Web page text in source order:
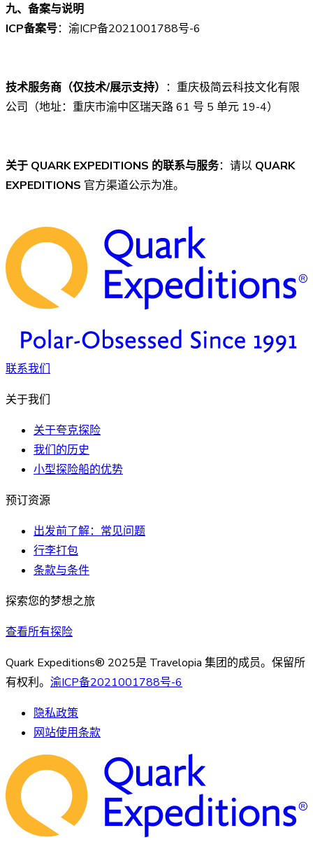
九、备案与说明
ICP备案号：渝ICP备2021001788号-6
技术服务商（仅技术/展示支持） ：重庆极简云科技文化有限
公司（地址：重庆市渝中区瑞天路 61 号 5 单元 19-4）
关于 QUARK EXPEDITIONS 的联系与服务：请以 QUARK
EXPEDITIONS 官方渠道公示为准。
联系我们
关于我们
关于夸克探险
我们的历史
小型探险船的优势
预订资源
出发前了解：常见问题
行李打包
条款与条件
探索您的梦想之旅
查看所有探险
Quark Expeditions® 2025是 Travelopia 集团的成员。保留所
有权利。 渝ICP备2021001788号-6
隐私政策
网站使用条款